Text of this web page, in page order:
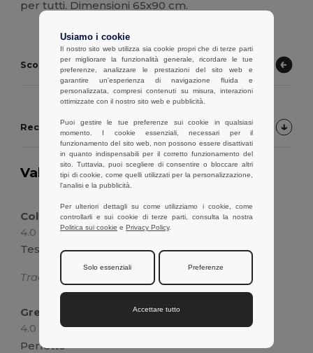
per tutti. Dimensioni 65x90 cm.
Scopri altri prodotti
Recensioni dei Clienti sul Prodotto
Valutazione: su 3 voti
18441 articoli
venduti
Colore
4.0
Recensione di dylan o.
Tessuto di bel colore
Tradotto da Dutch
Grembiule
4.0
Recensione di Elodie S.
Perfetto
Usiamo i cookie
Il nostro sito web utilizza sia cookie propri che di terze parti
per migliorare la funzionalità generale, ricordare le tue
preferenze, analizzare le prestazioni del sito web e
garantire un'esperienza di navigazione fluida e
personalizzata, compresi contenuti su misura, interazioni
ottimizzate con il nostro sito web e pubblicità.
Puoi gestire le tue preferenze sui cookie in qualsiasi
momento. I cookie essenziali, necessari per il
funzionamento del sito web, non possono essere disattivati
in quanto indispensabili per il corretto funzionamento del
sito. Tuttavia, puoi scegliere di consentire o bloccare altri
tipi di cookie, come quelli utilizzati per la personalizzazione,
l'analisi e la pubblicità.
Per ulteriori dettagli su come utilizziamo i cookie, come
controllarli e sui cookie di terze parti, consulta la nostra
Politica sui cookie e Privacy Policy.
Solo essenziali Preferenze
Accettare tutto